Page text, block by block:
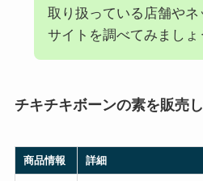
取り扱っている店舗やネ
サイトを調べてみましょ
チキチキボーンの素を販売
商品情報 詳細